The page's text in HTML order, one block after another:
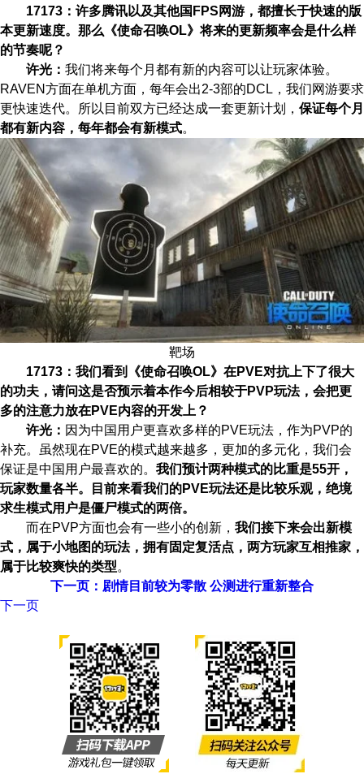
17173：许多腾讯以及其他国FPS网游，都擅长于快速的版
本更新速度。那么《使命召唤OL》将来的更新频率会是什么样
的节奏呢？
许光： 我们将来每个月都有新的内容可以让玩家体验。
RAVEN方面在单机方面，每年会出2-3部的DCL，我们网游要求
更快速迭代。所以目前双方已经达成一套更新计划， 保证每个月
都有新内容，每年都会有新模式。
靶场
17173：我们看到《使命召唤OL》在PVE对抗上下了很大
的功夫，请问这是否预示着本作今后相较于PVP玩法，会把更
多的注意力放在PVE内容的开发上？
许光： 因为中国用户更喜欢多样的PVE玩法，作为PVP的
补充。虽然现在PVE的模式越来越多，更加的多元化，我们会
保证是中国用户最喜欢的。 我们预计两种模式的比重是55开，
玩家数量各半。目前来看我们的PVE玩法还是比较乐观，绝境
求生模式用户是僵尸模式的两倍。
而在PVP方面也会有一些小的创新， 我们接下来会出新模
式，属于小地图的玩法，拥有固定复活点，两方玩家互相推家，
属于比较爽快的类型。
下一页：剧情目前较为零散 公测进行重新整合
下一页